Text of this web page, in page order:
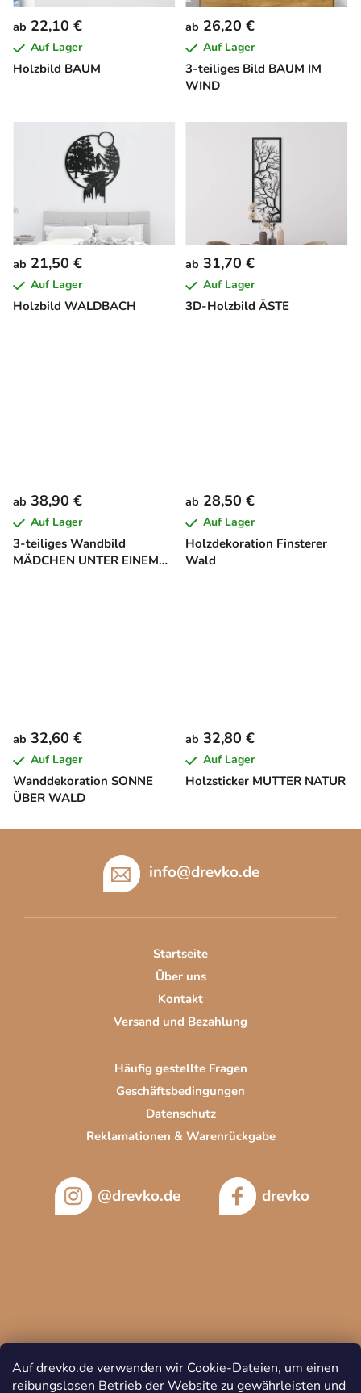
Auf drevko.de verwenden wir Cookie-Dateien, um einen
reibungslosen Betrieb der Website zu gewährleisten und
Holzbild BAUM
ab 22,10 €
Auf Lager
3-teiliges Bild BAUM IM
WIND
ab 26,20 €
Auf Lager
Holzbild WALDBACH
ab 21,50 €
Auf Lager
3D-Holzbild ÄSTE
ab 31,70 €
Auf Lager
3-teiliges Wandbild
MÄDCHEN UNTER EINEM
ab 38,90 €
Auf Lager
Holzdekoration Finsterer
Wald
ab 28,50 €
Auf Lager
Wanddekoration SONNE
ÜBER WALD
ab 32,60 €
Auf Lager
Holzsticker MUTTER NATUR
ab 32,80 €
Auf Lager
info@drevko.de
Startseite
Über uns
Kontakt
Versand und Bezahlung
Häufig gestellte Fragen
Geschäftsbedingungen
Datenschutz
Reklamationen & Warenrückgabe
@drevko.de drevko